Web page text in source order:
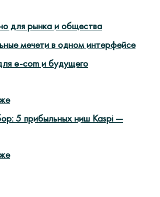
для рынка и общества
мечети в одном интерфейсе
e-com и будущего
5 прибыльных ниш Kaspi —